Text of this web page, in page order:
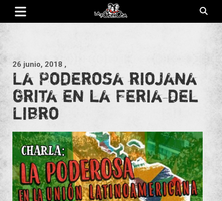
Saltar
contenido
La Poderosa
Revista de cultura villera, brazo literario del movimiento La
26 junio, 2018 ,
La Poderosa riojana
grita en la Feria del
Libro